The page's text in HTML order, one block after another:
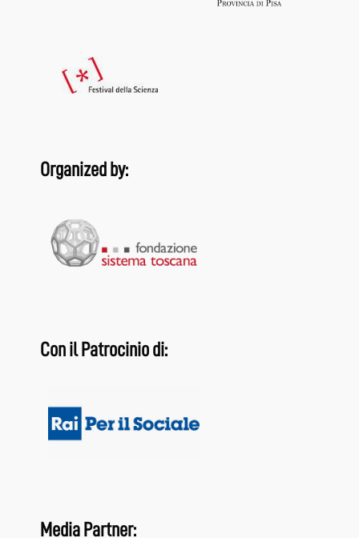
Organized by:
Con il Patrocinio di:
Media Partner: